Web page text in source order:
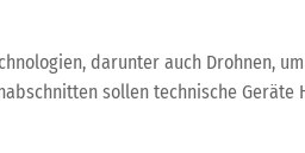
darunter auch Drohnen,
sollen technische